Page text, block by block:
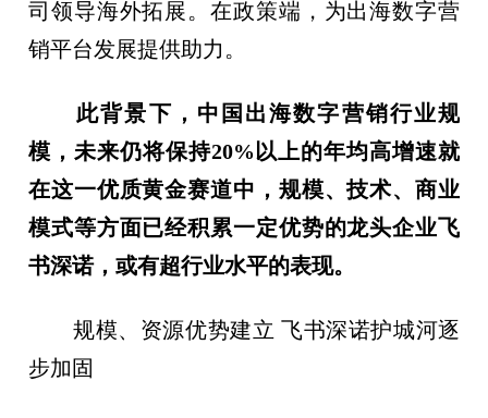
司领导海外拓展。在政策端，为出海数字营
销平台发展提供助力。
此背景下，中国出海数字营销行业规
模，未来仍将保持20%以上的年均高增速就
在这一优质黄金赛道中，规模、技术、商业
模式等方面已经积累一定优势的龙头企业飞
书深诺，或有超行业水平的表现。
规模、资源优势建立 飞书深诺护城河逐
步加固